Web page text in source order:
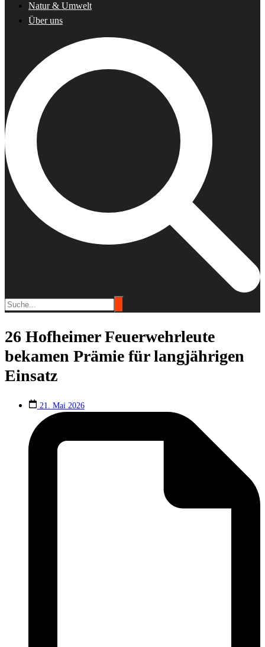
Natur & Umwelt
Über uns
26 Hofheimer Feuerwehrleute
bekamen Prämie für langjährigen
Einsatz
21. Mai 2026